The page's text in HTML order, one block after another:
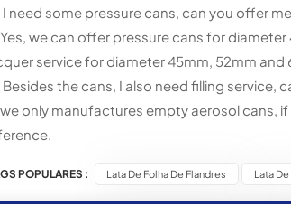
I need some pressure cans, can you offer
we can offer pressure cans for
service for diameter 45mm, 52mm and
Besides the cans, I also need filling service,
only manufactures empty aerosol cans,
POPULARES : Lata De Folha De Flandres Lata